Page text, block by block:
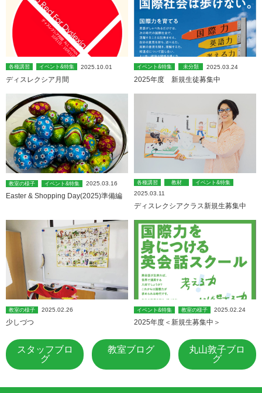
各種講習 イベント&特集 2025.10.01
ディスレクシア月間
イベント&特集 未分類 2025.03.24
2025年度 新規生徒募集中
教室の様子 イベント&特集 2025.03.16
Easter & Shopping Day(2025)準備編
各種講習 教材 イベント&特集
2025.03.11
ディスレクシアクラス新規生募集中
教室の様子 2025.02.26
少しづつ
イベント&特集 教室の様子 2025.02.24
2025年度＜新規生募集中＞
スタッフブロ
グ
教室ブログ
丸山敦子ブロ
グ